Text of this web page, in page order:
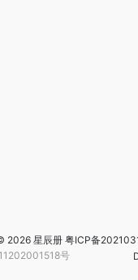
2026 星辰册 粤ICP备
号